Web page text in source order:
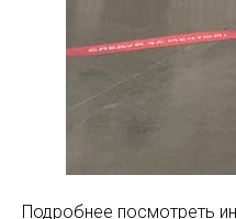
Подробнее посмотреть